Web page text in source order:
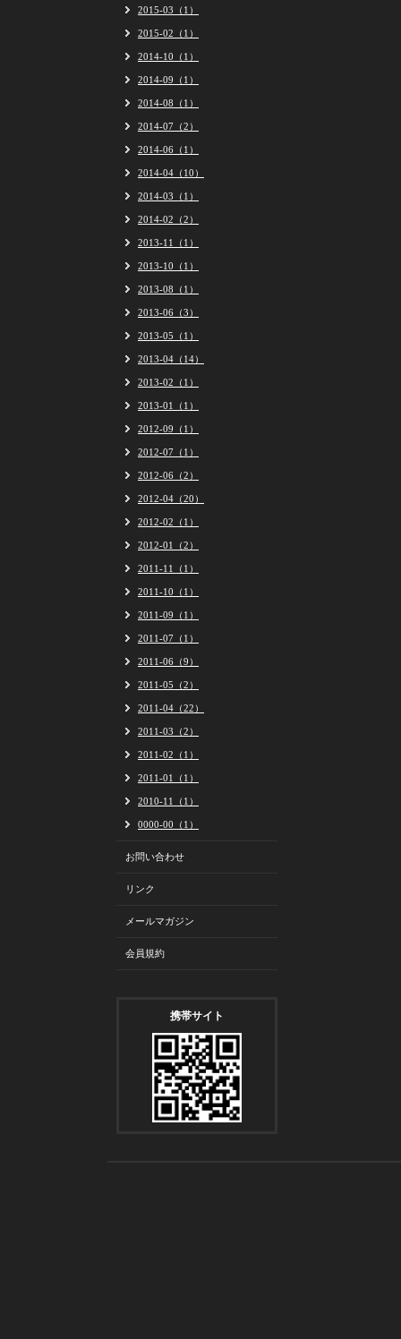
2015-03（1）
2015-02（1）
2014-10（1）
2014-09（1）
2014-08（1）
2014-07（2）
2014-06（1）
2014-04（10）
2014-03（1）
2014-02（2）
2013-11（1）
2013-10（1）
2013-08（1）
2013-06（3）
2013-05（1）
2013-04（14）
2013-02（1）
2013-01（1）
2012-09（1）
2012-07（1）
2012-06（2）
2012-04（20）
2012-02（1）
2012-01（2）
2011-11（1）
2011-10（1）
2011-09（1）
2011-07（1）
2011-06（9）
2011-05（2）
2011-04（22）
2011-03（2）
2011-02（1）
2011-01（1）
2010-11（1）
0000-00（1）
お問い合わせ
リンク
メールマガジン
会員規約
携帯サイト